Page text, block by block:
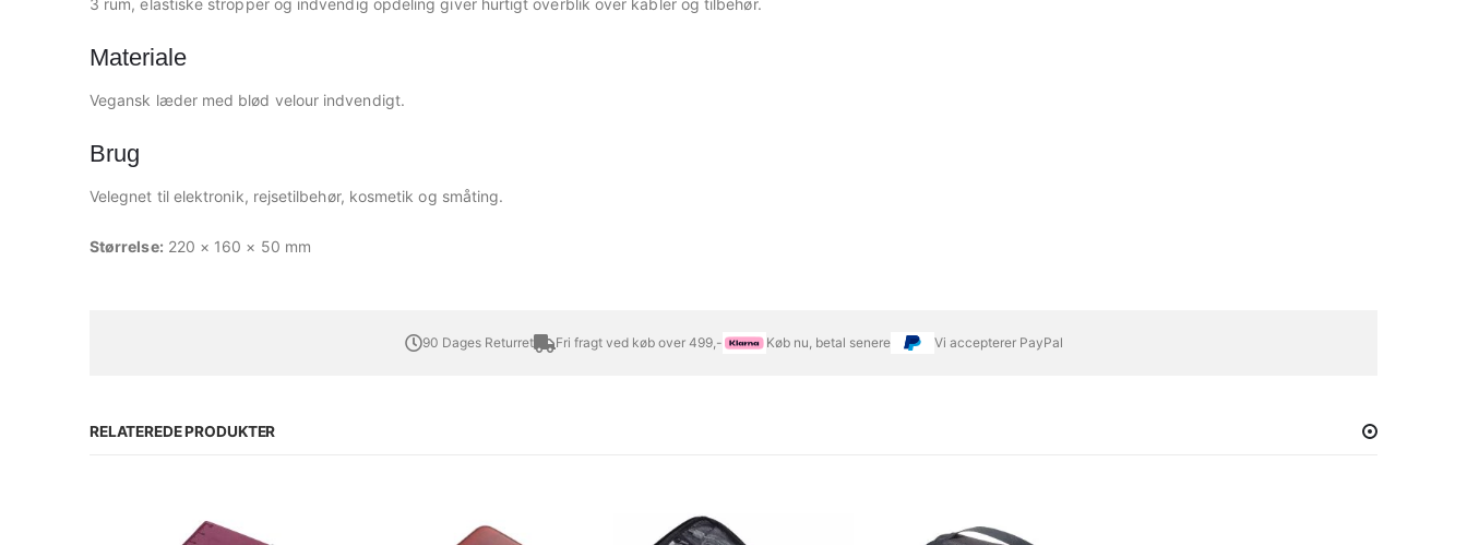
Materiale
Vegansk læder med blød velour indvendigt.
Brug
Velegnet til elektronik, rejsetilbehør, kosmetik og småting.
Størrelse: 220 × 160 × 50 mm
90 Dages Returret Fri fragt ved køb over 499,- Køb nu, betal senere Vi accepterer PayPal
RELATEREDE PRODUKTER